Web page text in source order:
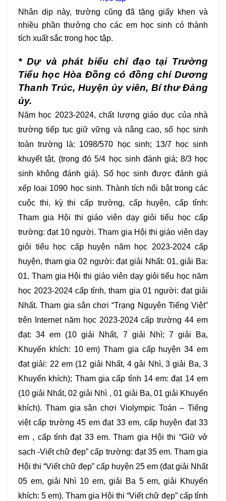
Nhân dịp này, trường cũng đã tặng giấy khen và
nhiều phần thưởng cho các em học sinh có thành
tích xuất sắc trong học tập.
* Dự và phát biểu chỉ đạo tại Trường
Tiểu học Hòa Đồng có đồng chí Dương
Thanh Trúc, Huyện ủy viên, Bí thư Đảng
ủy.
Năm học 2023-2024, chất lượng giáo dục của nhà
trường tiếp tục giữ vững và nâng cao, số học sinh
toàn trường là: 1098/570 học sinh; 13/7 học sinh
khuyết tật, (trong đó 5/4 học sinh đánh giá; 8/3 học
sinh không đánh giá). Số học sinh được đánh giá
xếp loại 1090 học sinh. Thành tích nổi bật trong các
cuộc thi, kỳ thi cấp trường, cấp huyện, cấp tỉnh:
Tham gia Hội thi giáo viên dạy giỏi tiểu học cấp
trường: đạt 10 người. Tham gia Hội thi giáo viên dạy
giỏi tiểu học cấp huyện năm học 2023-2024 cấp
huyện, tham gia 02 người: đạt giải Nhất: 01, giải Ba:
01. Tham gia Hội thi giáo viên dạy giỏi tiểu học năm
học 2023-2024 cấp tỉnh, tham gia 01 người: đạt giải
Nhất. Tham gia sân chơi “Trạng Nguyên Tiếng Việt”
trên Internet năm học 2023-2024 cấp trường 44 em
đạt: 34 em (10 giải Nhất, 7 giải Nhì; 7 giải Ba,
Khuyến khích: 10 em) Tham gia cấp huyện 34 em
đạt giải: 22 em (12 giải Nhất, 4 gải Nhì, 3 giải Ba, 3
Khuyến khích); Tham gia cấp tỉnh 14 em: đạt 14 em
(10 giải Nhất, 02 giải Nhì , 01 giải Ba, 01 giải Khuyến
khích). Tham gia sân chơi Violympic Toán – Tiếng
việt cấp trường 45 em đạt 33 em, cấp huyện đạt 33
em , cấp tỉnh đạt 33 em. Tham gia Hội thi “Giữ vở
sạch -Viết chữ đẹp” cấp trường: đạt 35 em. Tham gia
Hội thi “Viết chữ đẹp” cấp huyện 25 em (đạt giải Nhất
05 em, giải Nhì 10 em, giải Ba 5 em, giải Khuyến
khích: 5 em). Tham gia Hội thi “Viết chữ đẹp” cấp tỉnh